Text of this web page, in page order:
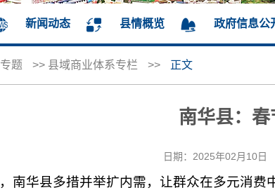
新闻动态 县情概览 政府信息公
题 >> 县域商业体系专栏 >> 正文
南华县：
日期：2025年02月10
南华县多措并举扩内需，让群众在多元消费